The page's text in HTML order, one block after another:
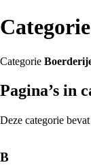
Categorie
Pagina’s in
Deze categorie
B